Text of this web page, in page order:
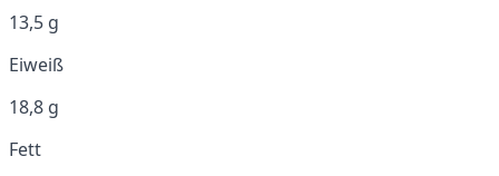
13,5 g
Eiweiß
18,8 g
Fett